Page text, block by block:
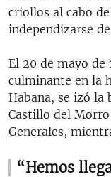
criollos al cabo
independizarse
El 20 de mayo de
culminante en la
Habana, se izó la
Castillo del Morro
Generales,
“Hemos